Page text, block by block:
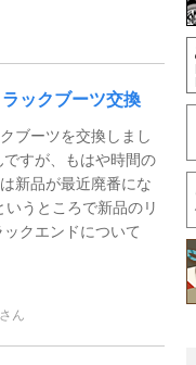
ックブーツ交換
ブーツを交換しまし
すが、もはや時間の
新品が最近廃番にな
うところで新品のリ
クエンドについて
さん